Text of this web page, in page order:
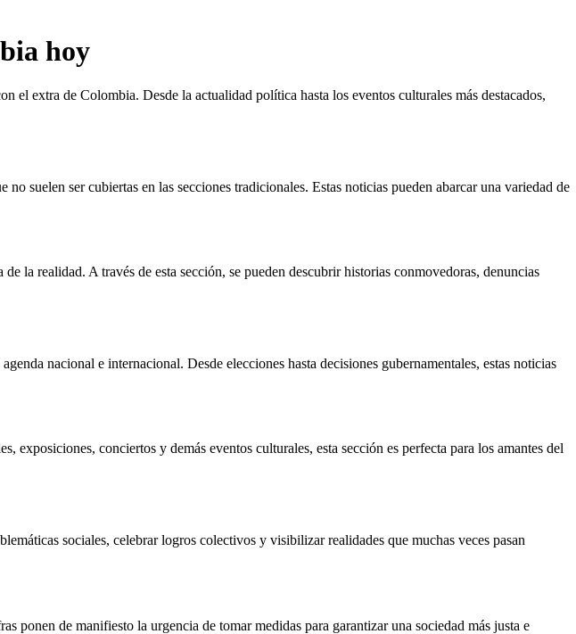
hoy
el extra de Colombia. Desde la actualidad política hasta los eventos culturales más destacados,
suelen ser cubiertas en las secciones tradicionales. Estas noticias pueden abarcar una variedad de
la realidad. A través de esta sección, se pueden descubrir historias conmovedoras, denuncias
nacional e internacional. Desde elecciones hasta decisiones gubernamentales, estas noticias
conciertos y demás eventos culturales, esta sección es perfecta para los amantes del
sociales, celebrar logros colectivos y visibilizar realidades que muchas veces pasan
ponen de manifiesto la urgencia de tomar medidas para garantizar una sociedad más justa e